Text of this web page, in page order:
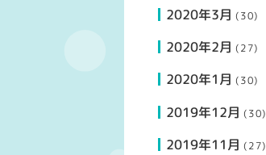
2020年3月 (30)
2020年2月 (27)
2020年1月 (30)
2019年12月 (30)
2019年11月 (27)